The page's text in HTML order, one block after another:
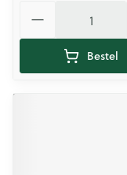
Bestel